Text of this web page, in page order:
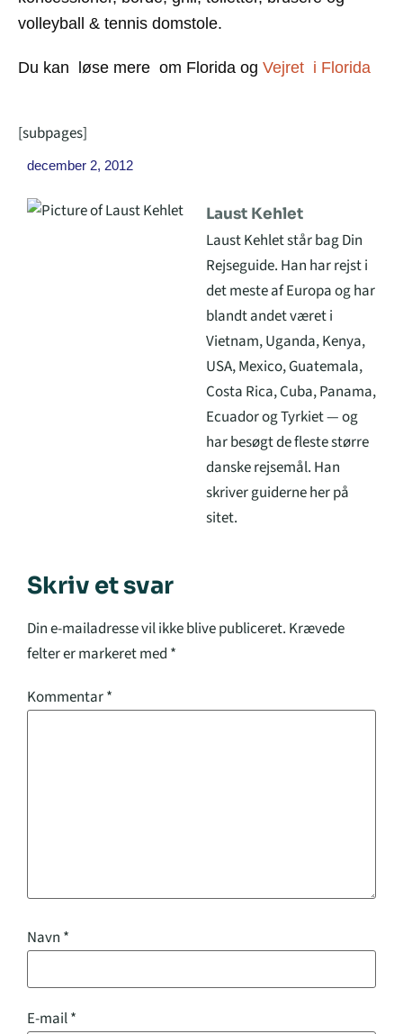
volleyball & tennis domstole.
Du kan løse mere om Florida og Vejret i Florida
[subpages]
december 2, 2012
Laust Kehlet
Laust Kehlet står bag Din
Rejseguide. Han har rejst i
det meste af Europa og har
blandt andet været i
Vietnam, Uganda, Kenya,
USA, Mexico, Guatemala,
Costa Rica, Cuba, Panama,
Ecuador og Tyrkiet — og
har besøgt de fleste større
danske rejsemål. Han
skriver guiderne her på
sitet.
Skriv et svar
Din e-mailadresse vil ikke blive publiceret. Krævede
felter er markeret med *
Kommentar*
Navn *
E-mail*